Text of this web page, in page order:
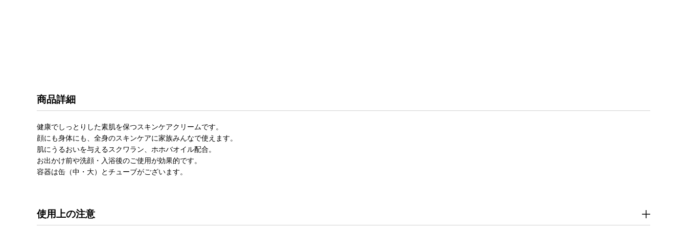
商品詳細
健康でしっとりした素肌を保つスキンケアクリームです。
顔にも身体にも、全身のスキンケアに家族みんなで使えます。
肌にうるおいを与えるスクワラン、ホホバオイル配合。
お出かけ前や洗顔・入浴後のご使用が効果的です。
容器は缶（中・大）とチューブがございます。
使用上の注意